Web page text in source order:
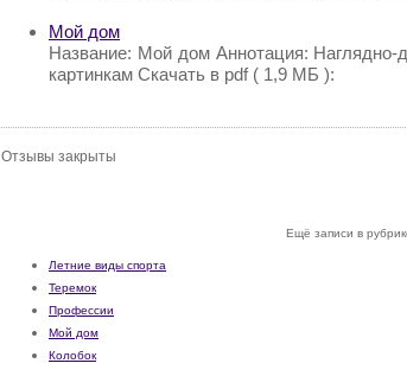
Мой дом
Название: Мой дом Аннотация: Наглядно-
картинкам Скачать в pdf ( 1,9 МБ ):
Отзывы закрыты
Ещё записи в
Летние виды спорта
Теремок
Профессии
Мой дом
Колобок